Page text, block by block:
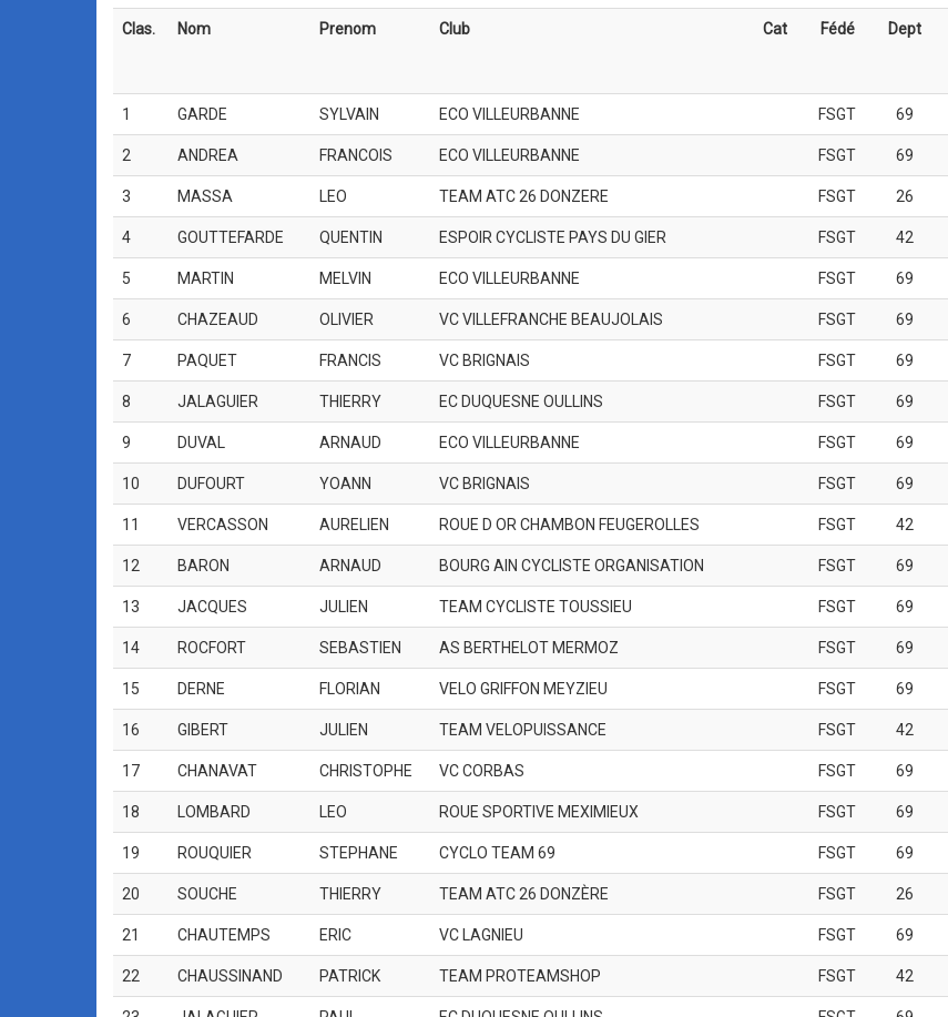
Clas. Nom Prenom Club Cat Fédé Dept
1 GARDE SYLVAIN ECO VILLEURBANNE FSGT 69
2 ANDREA FRANCOIS ECO VILLEURBANNE FSGT 69
3 MASSA LEO TEAM ATC 26 DONZERE FSGT 26
4 GOUTTEFARDE QUENTIN ESPOIR CYCLISTE PAYS DU GIER FSGT 42
5 MARTIN MELVIN ECO VILLEURBANNE FSGT 69
6 CHAZEAUD OLIVIER VC VILLEFRANCHE BEAUJOLAIS FSGT 69
7 PAQUET FRANCIS VC BRIGNAIS FSGT 69
8 JALAGUIER THIERRY EC DUQUESNE OULLINS FSGT 69
9 DUVAL ARNAUD ECO VILLEURBANNE FSGT 69
10 DUFOURT YOANN VC BRIGNAIS FSGT 69
11 VERCASSON AURELIEN ROUE D OR CHAMBON FEUGEROLLES FSGT 42
12 BARON ARNAUD BOURG AIN CYCLISTE ORGANISATION FSGT 69
13 JACQUES JULIEN TEAM CYCLISTE TOUSSIEU FSGT 69
14 ROCFORT SEBASTIEN AS BERTHELOT MERMOZ FSGT 69
15 DERNE FLORIAN VELO GRIFFON MEYZIEU FSGT 69
16 GIBERT JULIEN TEAM VELOPUISSANCE FSGT 42
17 CHANAVAT CHRISTOPHE VC CORBAS FSGT 69
18 LOMBARD LEO ROUE SPORTIVE MEXIMIEUX FSGT 69
19 ROUQUIER STEPHANE CYCLO TEAM 69 FSGT 69
20 SOUCHE THIERRY TEAM ATC 26 DONZÈRE FSGT 26
21 CHAUTEMPS ERIC VC LAGNIEU FSGT 69
22 CHAUSSINAND PATRICK TEAM PROTEAMSHOP FSGT 42